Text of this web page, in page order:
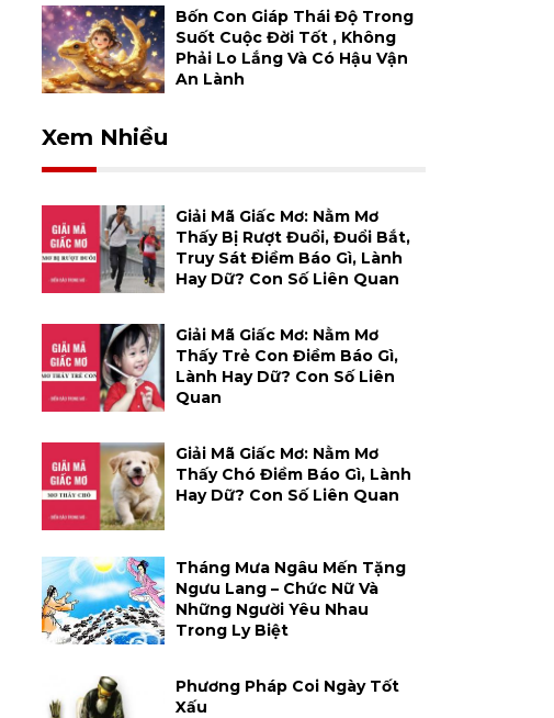
Bốn Con Giáp Thái Độ Trong
Suốt Cuộc Đời Tốt , Không
Phải Lo Lắng Và Có Hậu Vận
An Lành
Xem Nhiều
Giải Mã Giấc Mơ: Nằm Mơ
Thấy Bị Rượt Đuổi, Đuổi Bắt,
Truy Sát Điềm Báo Gì, Lành
Hay Dữ? Con Số Liên Quan
Giải Mã Giấc Mơ: Nằm Mơ
Thấy Trẻ Con Điềm Báo Gì,
Lành Hay Dữ? Con Số Liên
Quan
Giải Mã Giấc Mơ: Nằm Mơ
Thấy Chó Điềm Báo Gì, Lành
Hay Dữ? Con Số Liên Quan
Tháng Mưa Ngâu Mến Tặng
Ngưu Lang – Chức Nữ Và
Những Người Yêu Nhau
Trong Ly Biệt
Phương Pháp Coi Ngày Tốt
Xấu